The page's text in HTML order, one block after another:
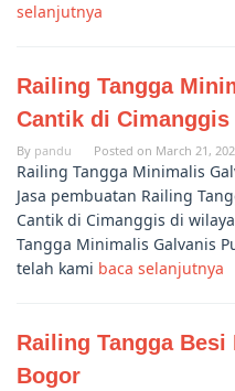
selanjutnya
Railing Tangga
Cantik di Cimanggis
By pandu Posted on March 21,
Railing Tangga Minimalis
Jasa pembuatan Railing
Cantik di Cimanggis di
Tangga Minimalis Galvanis
telah kami baca selanjutnya
Railing Tangga
Bogor